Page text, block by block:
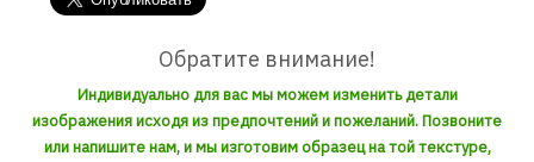
Обратите внимание!
Индивидуально для вас мы можем изменить детали
изображения исходя из предпочтений и пожеланий. Позвоните
или напишите нам, и мы изготовим образец на той текстуре,